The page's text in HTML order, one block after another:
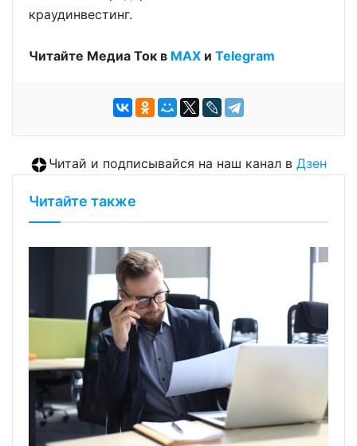
краудинвестинг.
Читайте Медиа Ток в МАХ и Telegram
Читай и подписывайся на наш канал в Дзен
Читайте также